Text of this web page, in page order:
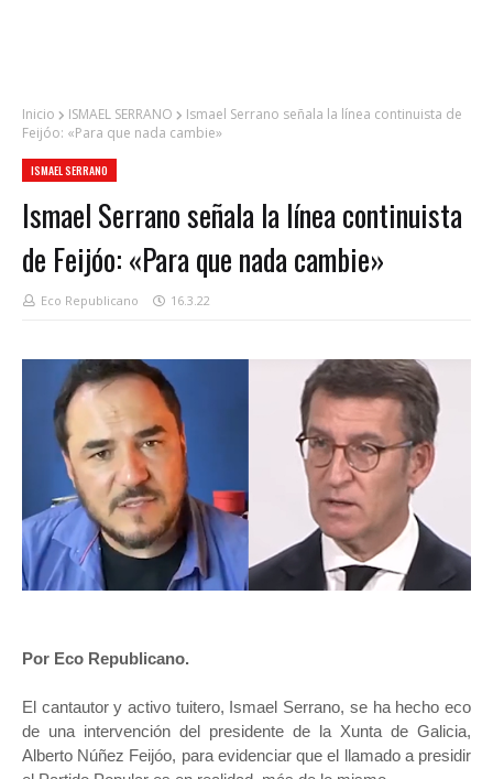
Inicio ISMAEL SERRANO
Ismael Serrano señala la línea continuista de
Feijóo: «Para que nada cambie»
ISMAEL SERRANO
Ismael Serrano señala la línea continuista
de Feijóo: «Para que nada cambie»
Eco Republicano 16.3.22
Por Eco Republicano.
El cantautor y activo tuitero, Ismael Serrano, se ha hecho eco
de una intervención del presidente de la Xunta de Galicia,
Alberto Núñez Feijóo, para evidenciar que el llamado a presidir